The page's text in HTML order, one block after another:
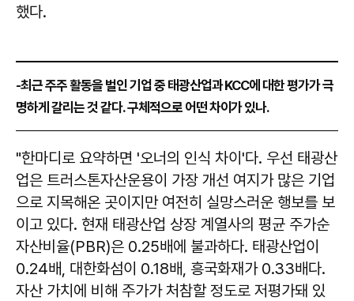
했다.
-최근 주주 활동을 벌인 기업 중 태광산업과 KCC에 대한 평가가 극
명하게 갈리는 것 같다. 구체적으로 어떤 차이가 있나.
"한마디로 요약하면 '오너의 인식 차이'다. 우선 태광산
업은 트러스톤자산운용이 가장 개선 여지가 많은 기업
으로 지목해온 곳이지만 여전히 실망스러운 행보를 보
이고 있다. 현재 태광산업 상장 계열사의 평균 주가순
자산비율(PBR)은 0.25배에 불과하다. 태광산업이
0.24배, 대한화섬이 0.18배, 흥국화재가 0.33배다.
자산 가치에 비해 주가가 처참할 정도로 저평가돼 있